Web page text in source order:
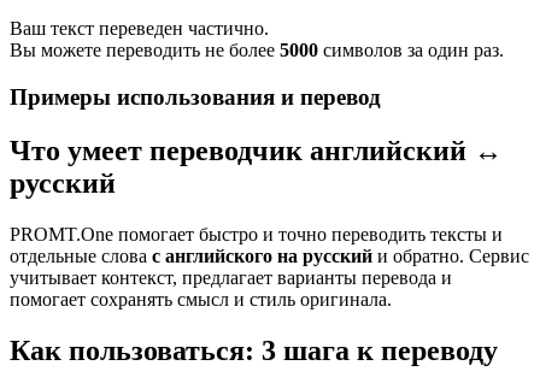
Ваш текст переведен частично.
Вы можете переводить не более 5000 символов за один раз.
Примеры использования и перевод
Что умеет переводчик английский ↔
русский
PROMT.One помогает быстро и точно переводить тексты и
отдельные слова с английского на русский и обратно. Сервис
учитывает контекст, предлагает варианты перевода и
помогает сохранять смысл и стиль оригинала.
Как пользоваться: 3 шага к переводу